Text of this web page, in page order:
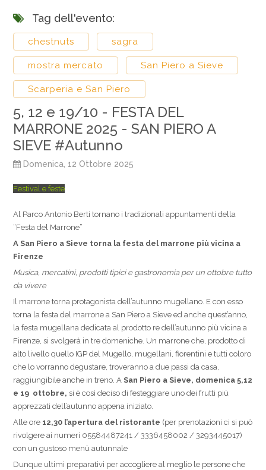
Tag dell'evento:
chestnuts sagra
mostra mercato San Piero a Sieve
Scarperia e San Piero
5, 12 e 19/10 - FESTA DEL
MARRONE 2025 - SAN PIERO A
SIEVE #Autunno
Domenica, 12 Ottobre 2025
Festival e feste
Al Parco Antonio Berti tornano i tradizionali appuntamenti della
“Festa del Marrone”
A San Piero a Sieve torna la festa del marrone più vicina a
Firenze
Musica, mercatini, prodotti tipici e gastronomia per un ottobre tutto
da vivere
Il marrone torna protagonista dell’autunno mugellano. E con esso
torna la festa del marrone a San Piero a Sieve ed anche quest’anno,
la festa mugellana dedicata al prodotto re dell’autunno più vicina a
Firenze, si svolgerà in tre domeniche. Un marrone che, prodotto di
alto livello quello IGP del Mugello, mugellani, fiorentini e tutti coloro
che lo vorranno degustare, troveranno a due passi da casa,
raggiungibile anche in treno. ASan Piero a Sieve, domenica 5,12
e 19 ottobre, si è così deciso di festeggiare uno dei frutti più
apprezzati dell’autunno appena iniziato.
Alle ore 12,30 l’apertura del ristorante (per prenotazioni ci si può
rivolgere ai numeri 05584487241 / 3336458002 / 3293445017)
con un gustoso menù autunnale
Dunque ultimi preparativi per accogliere al meglio le persone che